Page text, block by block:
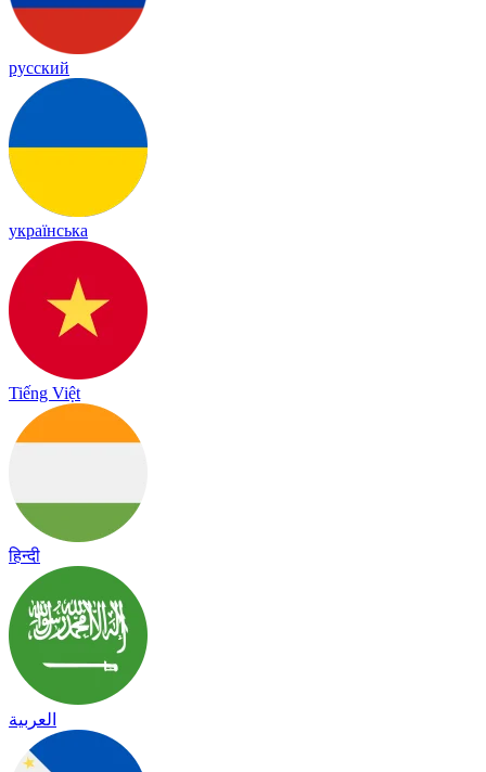
русский
українська
Tiếng Việt
हिन्दी
العربية